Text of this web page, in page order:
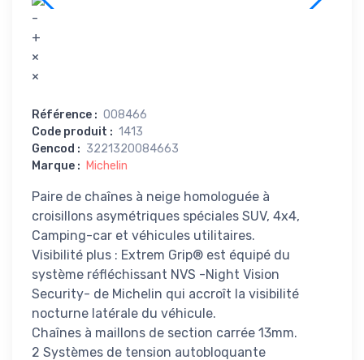
-
+
×
×
Référence : 008466
Code produit : 1413
Gencod : 3221320084663
Marque : Michelin
Paire de chaînes à neige homologuée à
croisillons asymétriques spéciales SUV, 4x4,
Camping-car et véhicules utilitaires.
Visibilité plus : Extrem Grip® est équipé du
système réfléchissant NVS -Night Vision
Security- de Michelin qui accroît la visibilité
nocturne latérale du véhicule.
Chaînes à maillons de section carrée 13mm.
2 Systèmes de tension autobloquante